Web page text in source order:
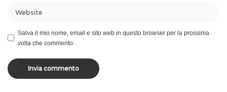
Salva il mio nome, email e sito web in questo browser per la prossima
volta che commento.